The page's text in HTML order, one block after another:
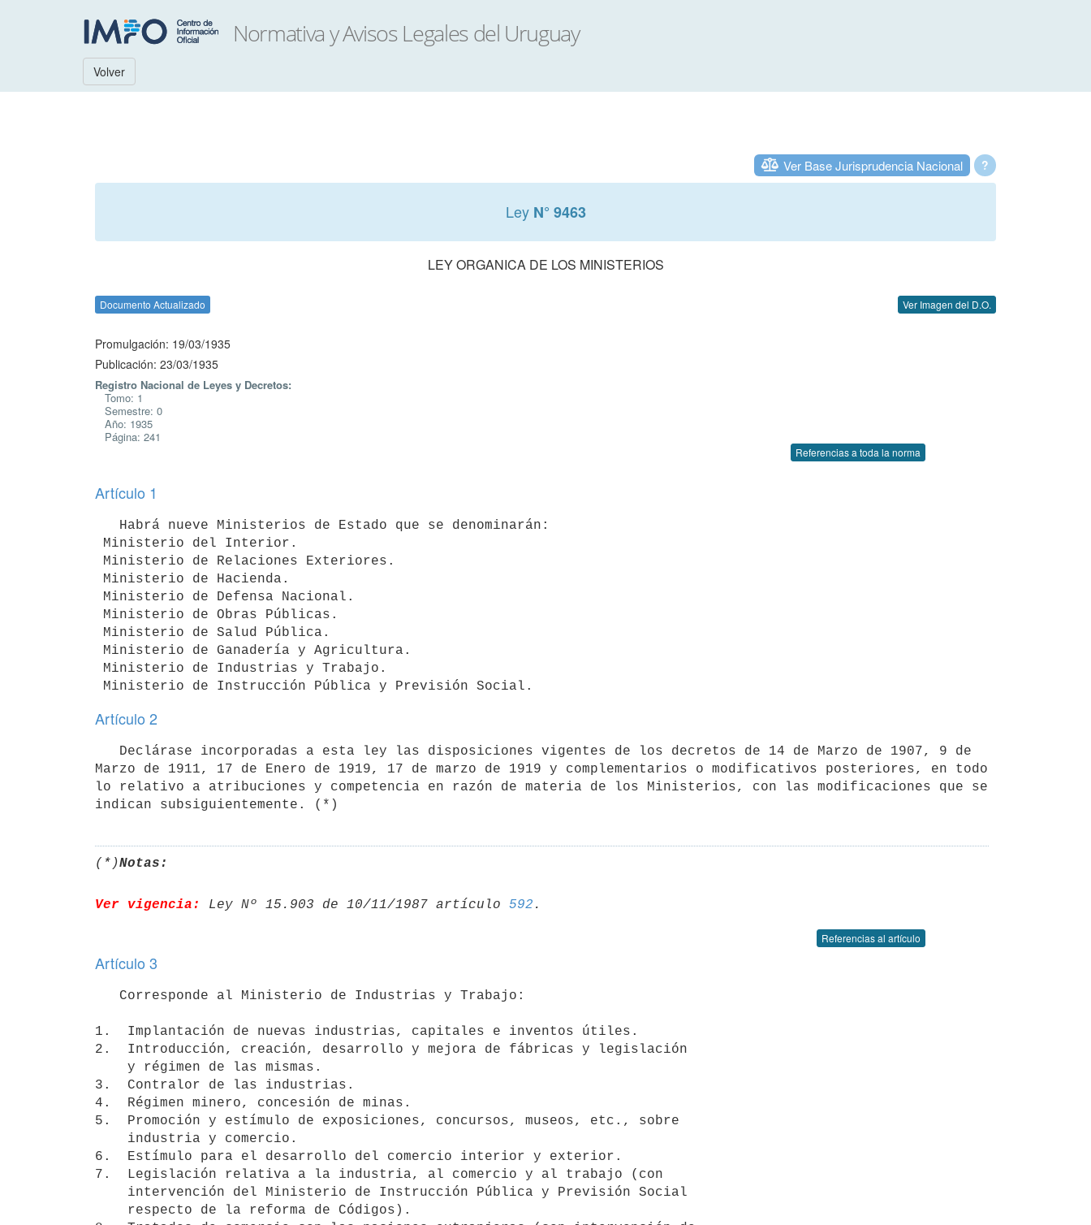
Volver
?
Ver Base Jurisprudencia Nacional
Ley N° 9463
LEY ORGANICA DE LOS MINISTERIOS
Documento Actualizado Ver Imagen del D.O.
Promulgación: 19/03/1935
Publicación: 23/03/1935
Registro Nacional de Leyes y Decretos:
Tomo: 1
Semestre: 0
Año: 1935
Página: 241
Referencias a toda la norma
Artículo 1
Ministerio de Instrucción Pública y Previsión Social.
Artículo 2
Marzo de 1911, 17 de Enero de 1919, 17 de marzo de 1919 y complementarios o modificativos posteriores, en todo
lo relativo a atribuciones y competencia en razón de materia de los Ministerios, con las modificaciones que se
indican subsiguientemente. (*)
(*)Notas:
Ver vigencia: Ley Nº 15.903 de 10/11/1987 artículo 592
Referencias al artículo
Artículo 3
1.  Implantación de nuevas industrias, capitales e inventos útiles.
2.  Introducción, creación, desarrollo y mejora de fábricas y legislación
3.  Contralor de las industrias.
4.  Régimen minero, concesión de minas.
5.  Promoción y estímulo de exposiciones, concursos, museos, etc., sobre
6.  Estímulo para el desarrollo del comercio interior y exterior.
7.  Legislación relativa a la industria, al comercio y al trabajo (con